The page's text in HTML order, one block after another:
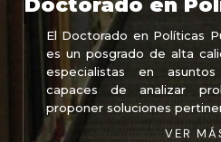
El Doctorado en Políticas
es un posgrado de alta
especialistas en
capaces de analizar
proponer soluciones
VER